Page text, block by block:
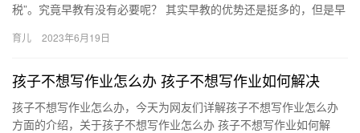
税”。究竟早教有没有必要呢？ 其实早教的优势还是挺多的，但是早
…
育儿 2023年6月19日
孩子不想写作业怎么办 孩子不想写作业如何解决
孩子不想写作业怎么办，今天为网友们详解孩子不想写作业怎么办
方面的介绍，关于孩子不想写作业怎么办 孩子不想写作业如何解